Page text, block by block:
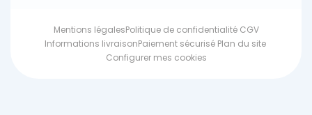
Mentions légalesPolitique de confidentialité CGV
Informations livraisonPaiement sécurisé Plan du site
Configurer mes cookies